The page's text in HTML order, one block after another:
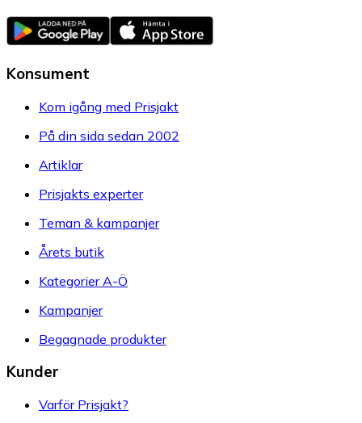
Konsument
Kom igång med Prisjakt
På din sida sedan 2002
Artiklar
Prisjakts experter
Teman & kampanjer
Årets butik
Kategorier A-Ö
Kampanjer
Begagnade produkter
Kunder
Varför Prisjakt?